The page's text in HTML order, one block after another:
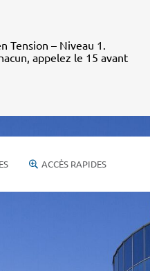
Tension – Niveau 1.
appelez le 15 avant
ACCÈS RAPIDES